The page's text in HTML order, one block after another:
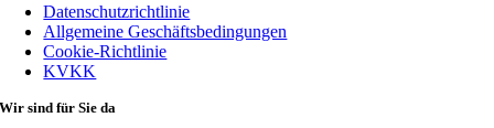
Datenschutzrichtlinie
Allgemeine Geschäftsbedingungen
Cookie-Richtlinie
KVKK
Wir sind für Sie da